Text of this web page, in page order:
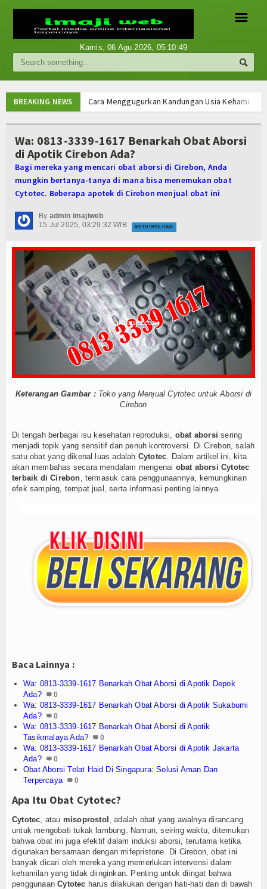
Berita
Internasional
Nasional
Ekonomi
Hukum
Sport
Religi
Tokoh
Ceramah
Hikmah
Dokumen B
Dokumen C
Video
☰
Kamis, 06 Agu 2026, 05:10:50
BREAKING NEWS
Cara Menggugurkan Kandungan Usia Kehamilan
Cara Menggugurkan Kandungan Usia Kehamilan
Mencari Informasi Obat Aborsi Misoprostol di
Mencari Informasi Obat Aborsi Misoprostol di
Mencari Informasi Obat Aborsi Misoprostol Di
Mencari Informasi Obat Aborsi Misoprostol Di
Cara Menggugurkan Kandungan Usia Kehamilan
Cara Menggugurkan Kandungan Usia Kehamilan
Cara Menggugurkan Kandungan Usia Kehamilan
Cara Menggugurkan Kandungan Usia Kehamilan
Cara Menggugurkan Kandungan Usia Kehamilan
Cara Menggugurkan Kandungan Usia Kehamilan
Mencari Informasi Obat Aborsi Misoprostol di
Mencari Informasi Obat Aborsi Misoprostol di
Mencari Informasi Obat Aborsi Misoprostol Di
Mencari Informasi Obat Aborsi Misoprostol Di
Cara Menggugurkan Kandungan Usia Kehamilan
Cara Menggugurkan Kandungan Usia Kehamilan
Cara Menggugurkan Kandungan Usia
Cara Menggugurkan Kandungan Usia
Mencari Informasi Obat Aborsi Misoprostol di
Mencari Informasi Obat Aborsi Misoprostol di
Mencari Informasi Obat Aborsi Misoprostol Di
Mencari Informasi Obat Aborsi Misoprostol Di
Wa: 0813-3339-1617 Benarkah Obat Aborsi
di Apotik Cirebon Ada?
Bagi mereka yang mencari obat aborsi di Cirebon, Anda
mungkin bertanya-tanya di mana bisa menemukan obat
Cytotec. Beberapa apotek di Cirebon menjual obat ini
By admin imajiweb
15 Jul 2025, 03:29:32 WIB
METROPOLITAN
Keterangan Gambar :Toko yang Menjual Cytotec untuk Aborsi di
Cirebon
Di tengah berbagai isu kesehatan reproduksi, obat aborsi sering
menjadi topik yang sensitif dan penuh kontroversi. Di Cirebon, salah
satu obat yang dikenal luas adalah Cytotec . Dalam artikel ini, kita
akan membahas secara mendalam mengenai obat aborsi Cytotec
terbaik di Cirebon , termasuk cara penggunaannya, kemungkinan
efek samping, tempat jual, serta informasi penting lainnya.
Baca Lainnya :
Wa: 0813-3339-1617 Benarkah Obat Aborsi di Apotik Depok
Ada?
0
Wa: 0813-3339-1617 Benarkah Obat Aborsi di Apotik Sukabumi
Ada?
0
Wa: 0813-3339-1617 Benarkah Obat Aborsi di Apotik
Tasikmalaya Ada?
0
Wa: 0813-3339-1617 Benarkah Obat Aborsi di Apotik Jakarta
Ada?
0
Obat Aborsi Telat Haid Di Singapura: Solusi Aman Dan
Terpercaya
0
Apa Itu Obat Cytotec?
Cytotec , atau misoprostol
, adalah obat yang awalnya dirancang
untuk mengobati tukak lambung. Namun, seiring waktu, ditemukan
bahwa obat ini juga efektif dalam induksi aborsi, terutama ketika
digunakan bersamaan dengan mifepristone. Di Cirebon, obat ini
banyak dicari oleh mereka yang memerlukan intervensi dalam
kehamilan yang tidak diinginkan. Penting untuk diingat bahwa
penggunaanCytotec harus dilakukan dengan hati-hati dan di bawah